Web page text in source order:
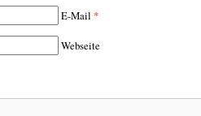
E-Mail *
Webseite